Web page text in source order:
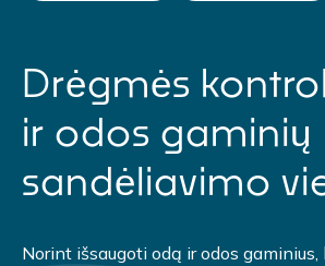
Drėgmės
ir odos gaminių
sandėliavimo
Norint išsaugoti odą ir odos gaminius,